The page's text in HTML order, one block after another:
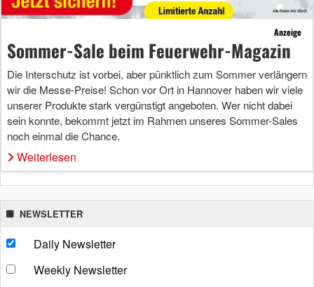
Anzeige
Sommer-Sale beim Feuerwehr-Magazin
Die Interschutz ist vorbei, aber pünktlich zum Sommer verlängern
wir die Messe-Preise! Schon vor Ort in Hannover haben wir viele
unserer Produkte stark vergünstigt angeboten. Wer nicht dabei
sein konnte, bekommt jetzt im Rahmen unseres Sommer-Sales
noch einmal die Chance.
Weiterlesen
NEWSLETTER
Daily Newsletter
Weekly Newsletter